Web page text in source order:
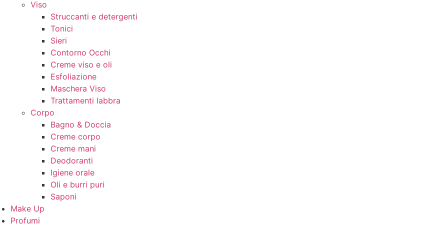
Viso
Struccanti e detergenti
Tonici
Sieri
Contorno Occhi
Creme viso e oli
Esfoliazione
Maschera Viso
Trattamenti labbra
Corpo
Bagno & Doccia
Creme corpo
Creme mani
Deodoranti
Igiene orale
Oli e burri puri
Saponi
Make Up
Profumi